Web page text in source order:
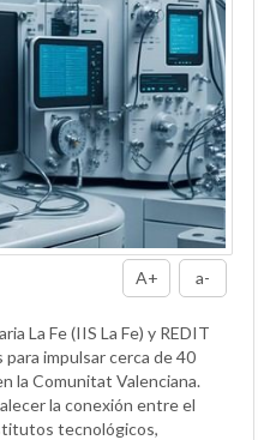
A+ a-
La Fe (IIS La Fe) y REDIT
impulsar cerca de 40
la Comunitat Valenciana.
la conexión entre el
tecnológicos,